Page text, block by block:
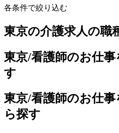
各条件で絞り込む
東京の介護求人の職
東京/看護師のお仕
す
東京/看護師のお仕
ら探す